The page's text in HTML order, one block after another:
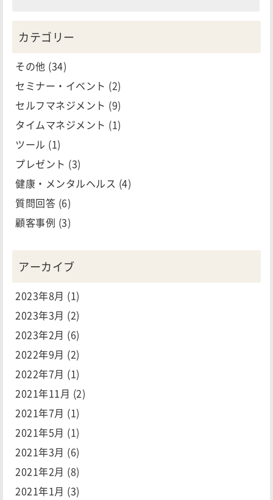
カテゴリー
その他 (34)
セミナー・イベント (2)
セルフマネジメント (9)
タイムマネジメント (1)
ツール (1)
プレゼント (3)
健康・メンタルヘルス (4)
質問回答 (6)
顧客事例 (3)
アーカイブ
2023年8月 (1)
2023年3月 (2)
2023年2月 (6)
2022年9月 (2)
2022年7月 (1)
2021年11月 (2)
2021年7月 (1)
2021年5月 (1)
2021年3月 (6)
2021年2月 (8)
2021年1月 (3)